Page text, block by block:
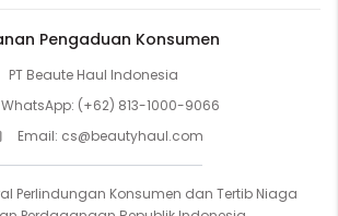
Pengaduan Konsumen
PT Beaute Haul Indonesia
WhatsApp: (+62) 813-1000-9066
Email: cs@beautyhaul.com
Perlindungan Konsumen dan Tertib Niaga